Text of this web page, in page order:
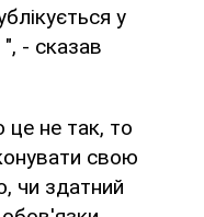
у
- сказав
це не так, то
свою
чи здатний